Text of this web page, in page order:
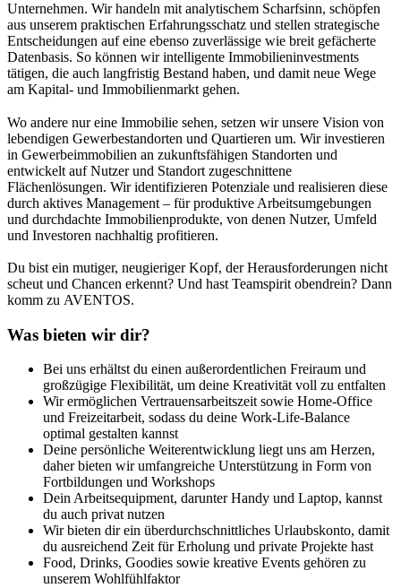
Unternehmen. Wir handeln mit analytischem Scharfsinn, schöpfen
aus unserem praktischen Erfahrungsschatz und stellen strategische
Entscheidungen auf eine ebenso zuverlässige wie breit gefächerte
Datenbasis. So können wir intelligente Immobilieninvestments
tätigen, die auch langfristig Bestand haben, und damit neue Wege
am Kapital- und Immobilienmarkt gehen.
Wo andere nur eine Immobilie sehen, setzen wir unsere Vision von
lebendigen Gewerbestandorten und Quartieren um. Wir investieren
in Gewerbeimmobilien an zukunftsfähigen Standorten und
entwickelt auf Nutzer und Standort zugeschnittene
Flächenlösungen. Wir identifizieren Potenziale und realisieren diese
durch aktives Management – für produktive Arbeitsumgebungen
und durchdachte Immobilienprodukte, von denen Nutzer, Umfeld
und Investoren nachhaltig profitieren.
Du bist ein mutiger, neugieriger Kopf, der Herausforderungen nicht
scheut und Chancen erkennt? Und hast Teamspirit obendrein? Dann
komm zu AVENTOS.
Was bieten wir dir?
Bei uns erhältst du einen außerordentlichen Freiraum und
großzügige Flexibilität, um deine Kreativität voll zu entfalten
Wir ermöglichen Vertrauensarbeitszeit sowie Home-Office
und Freizeitarbeit, sodass du deine Work-Life-Balance
optimal gestalten kannst
Deine persönliche Weiterentwicklung liegt uns am Herzen,
daher bieten wir umfangreiche Unterstützung in Form von
Fortbildungen und Workshops
Dein Arbeitsequipment, darunter Handy und Laptop, kannst
du auch privat nutzen
Wir bieten dir ein überdurchschnittliches Urlaubskonto, damit
du ausreichend Zeit für Erholung und private Projekte hast
Food, Drinks, Goodies sowie kreative Events gehören zu
unserem Wohlfühlfaktor